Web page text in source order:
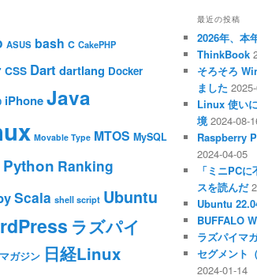
ASUS bash C CakePHP
CSS Dart dartlang Docker
iPhoneJava
Movable Type MTOS MySQL
Python Ranking
Scala shell script Ubuntu
ラズパイ
ガジン 日経Linux
最近の投稿
2026年、本
ThinkBook
そろそろ
ました
Linux 使い
境 2024-08-
Raspberry
2024-04-05
「ミニPC
スを読んだ
Ubuntu
BUFFALO
ラズパイマ
セグメント
2024-01-14